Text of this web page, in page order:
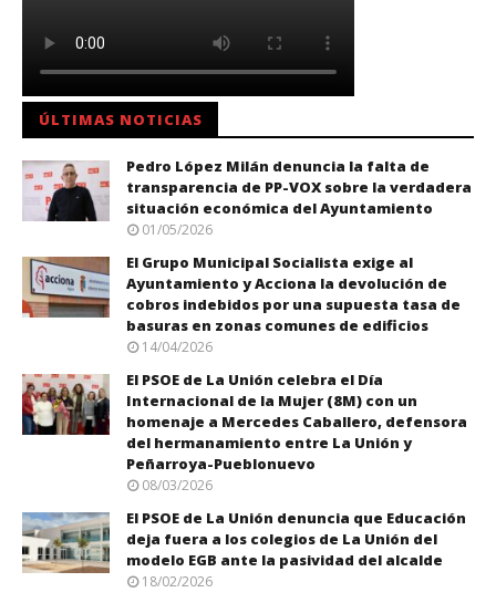
ÚLTIMAS NOTICIAS
Pedro López Milán denuncia la falta de
transparencia de PP-VOX sobre la verdadera
situación económica del Ayuntamiento
01/05/2026
El Grupo Municipal Socialista exige al
Ayuntamiento y Acciona la devolución de
cobros indebidos por una supuesta tasa de
basuras en zonas comunes de edificios
14/04/2026
El PSOE de La Unión celebra el Día
Internacional de la Mujer (8M) con un
homenaje a Mercedes Caballero, defensora
del hermanamiento entre La Unión y
Peñarroya-Pueblonuevo
08/03/2026
El PSOE de La Unión denuncia que Educación
deja fuera a los colegios de La Unión del
modelo EGB ante la pasividad del alcalde
18/02/2026